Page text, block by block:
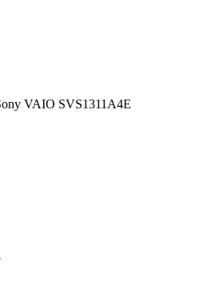
VAIO SVS1311A4E